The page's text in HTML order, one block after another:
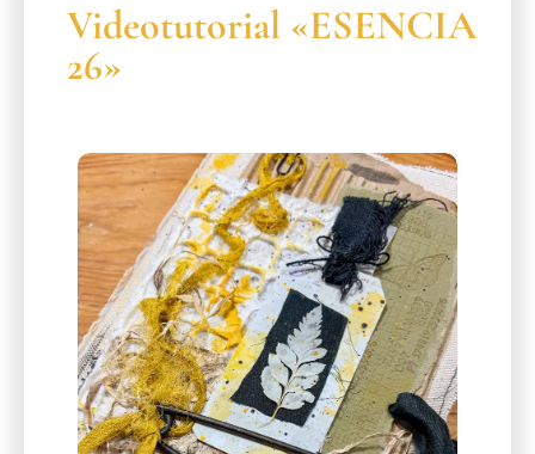
Videotutorial «ESENCIA
26»